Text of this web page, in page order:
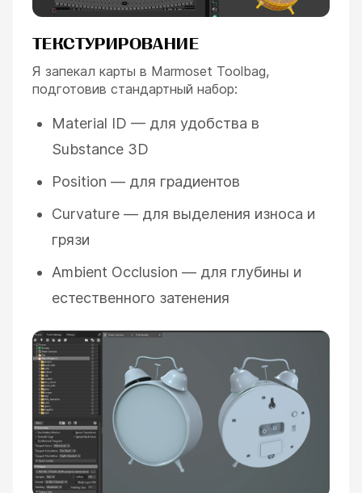
ТЕКСТУРИРОВАНИЕ
Я запекал карты в Marmoset Toolbag,
подготовив стандартный набор:
Material ID — для удобства в
Substance 3D
Position — для градиентов
Curvature — для выделения износа и
грязи
Ambient Occlusion — для глубины и
естественного затенения